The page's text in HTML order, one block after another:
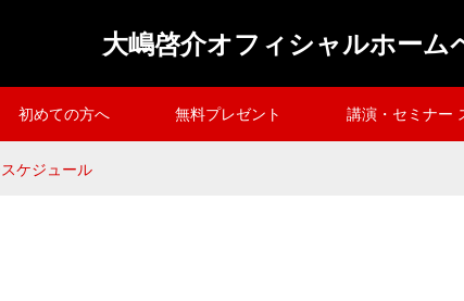
大嶋啓介オフィシャルホーム
初めての方へ 無料プレゼント 講演・セミナー
ケジュール